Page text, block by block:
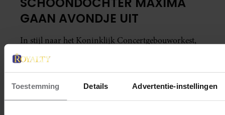
Toestemming Details Advertentie-instellingen
GAAN AVONDJE UIT
In stijl naar het Koninklijk Concertgebouworkest,
in matchende outfits.